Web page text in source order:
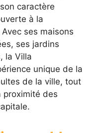
caractère
à la
ses maisons
ses jardins
la Villa
unique de la
de la ville, tout
proximité des